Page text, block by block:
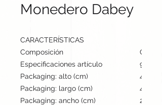
Monedero Dabey
CARACTERÍSTICAS
Composición
Corcho
Especificaciones artículo
9 cm
Packaging: alto (cm)
40
Packaging: largo (cm)
42
Packaging: ancho (cm)
28